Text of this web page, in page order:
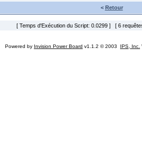
< Retour
[ Temps d'Exécution du Script: 0.0299 ] [ 6
Powered by Invision Power Board v1.1.2 © 2003 IPS, Inc.